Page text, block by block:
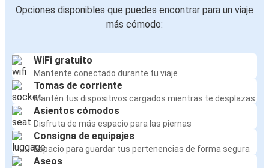
Opciones disponibles que puedes encontrar para un viaje
más cómodo:
WiFi gratuito
Mantente conectado durante tu viaje
Tomas de corriente
Mantén tus dispositivos cargados mientras te desplazas
Asientos cómodos
Disfruta de más espacio para las piernas
Consigna de equipajes
Espacio para guardar tus pertenencias de forma segura
Aseos